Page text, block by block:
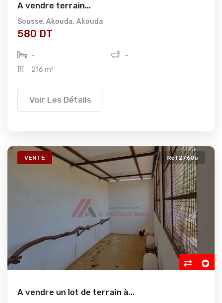
A vendre terrain...
Sousse, Akouda, Akouda
580 DT
-
-
216 m²
Voir Les Détails
VENTE Ref2760a
A vendre un lot de terrain à...